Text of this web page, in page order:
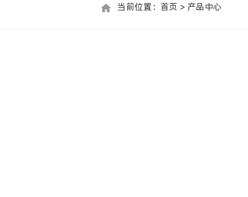
当前位置：首页 > 联系我们
当前位置： 首页 > 产品中心